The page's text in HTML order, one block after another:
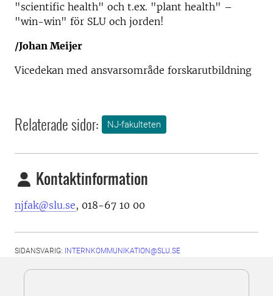
"scientific health" och t.ex. "plant health" –
"win-win" för SLU och jorden!
/Johan Meijer
Vicedekan med ansvarsområde forskarutbildning
Relaterade sidor: NJ-fakulteten
Kontaktinformation
njfak@slu.se, 018-67 10 00
SIDANSVARIG: INTERNKOMMUNIKATION@SLU.SE